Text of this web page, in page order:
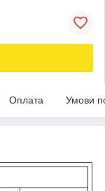
Оплата Умови